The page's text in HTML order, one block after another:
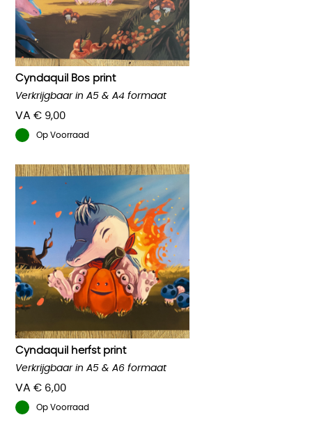
Cyndaquil Bos print
VA€ 9,00
Verkrijgbaar in A5 & A4 formaat
Op Voorraad
product
heeft
meerdere
variaties.
optie
kan
gekozen
worden
op
de
productpagina
Cyndaquil herfst print
VA€ 6,00
Verkrijgbaar in A5 & A6 formaat
Op Voorraad